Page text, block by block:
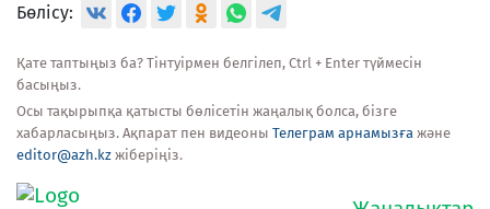
Бөлісу:
Қате таптыңыз ба? Тінтуірмен белгілеп, Ctrl + Enter түймесін
басыңыз.
Осы тақырыпқа қатысты бөлісетін жаңалық болса, бізге
хабарласыңыз. Ақпарат пен видеоны Телеграм арнамызға және
editor@azh.kz жіберіңіз.